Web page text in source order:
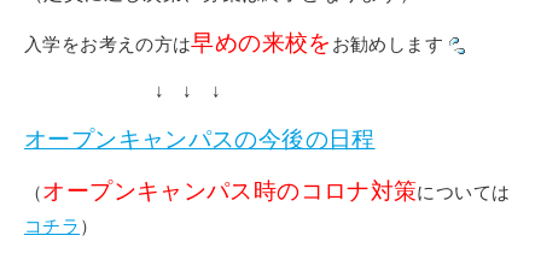
入学をお考えの方は早めの来校を お勧めします
↓ ↓ ↓
オープンキャンパスの今後の日程
（オープンキャンパス時のコロナ対策については
コチラ ）